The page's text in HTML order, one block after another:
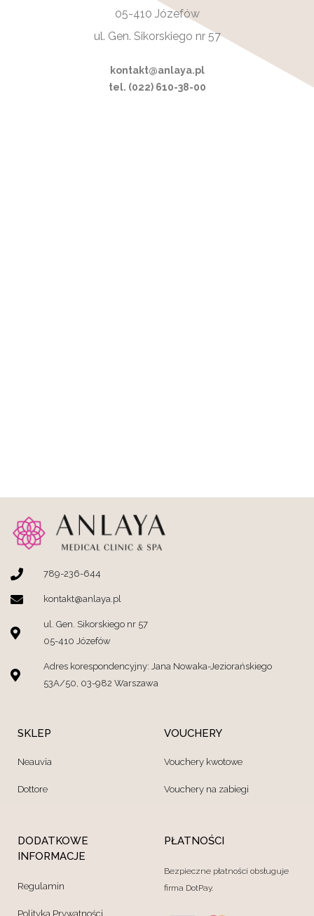
05-410 Józefów
ul. Gen. Sikorskiego nr 57
kontakt@anlaya.pl
tel. (022) 610-38-00
789-236-644
kontakt@anlaya.pl
ul. Gen. Sikorskiego nr 57
05-410 Józefów
Adres korespondencyjny: Jana Nowaka-Jeziorańskiego
53A/50, 03-982 Warszawa
SKLEP
Neauvia
Dottore
VOUCHERY
Vouchery kwotowe
Vouchery na zabiegi
DODATKOWE
INFORMACJE
Regulamin
Polityka Prywatności
PŁATNOŚCI
Bezpieczne płatności obsługuje
firma DotPay.